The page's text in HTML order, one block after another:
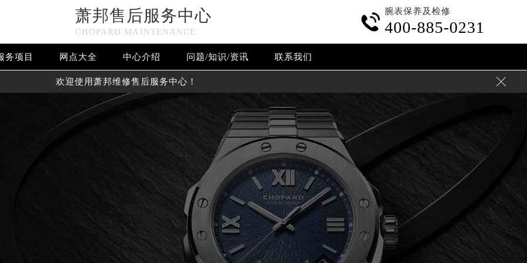
萧邦售后服务中心
CHOPARD MAINTENANCE

腕表保养及检修
400-885-0231
务项目 网点大全 中心介绍 问题/知识/资讯 联系我们
欢迎使用萧邦维修售后服务中心！ 